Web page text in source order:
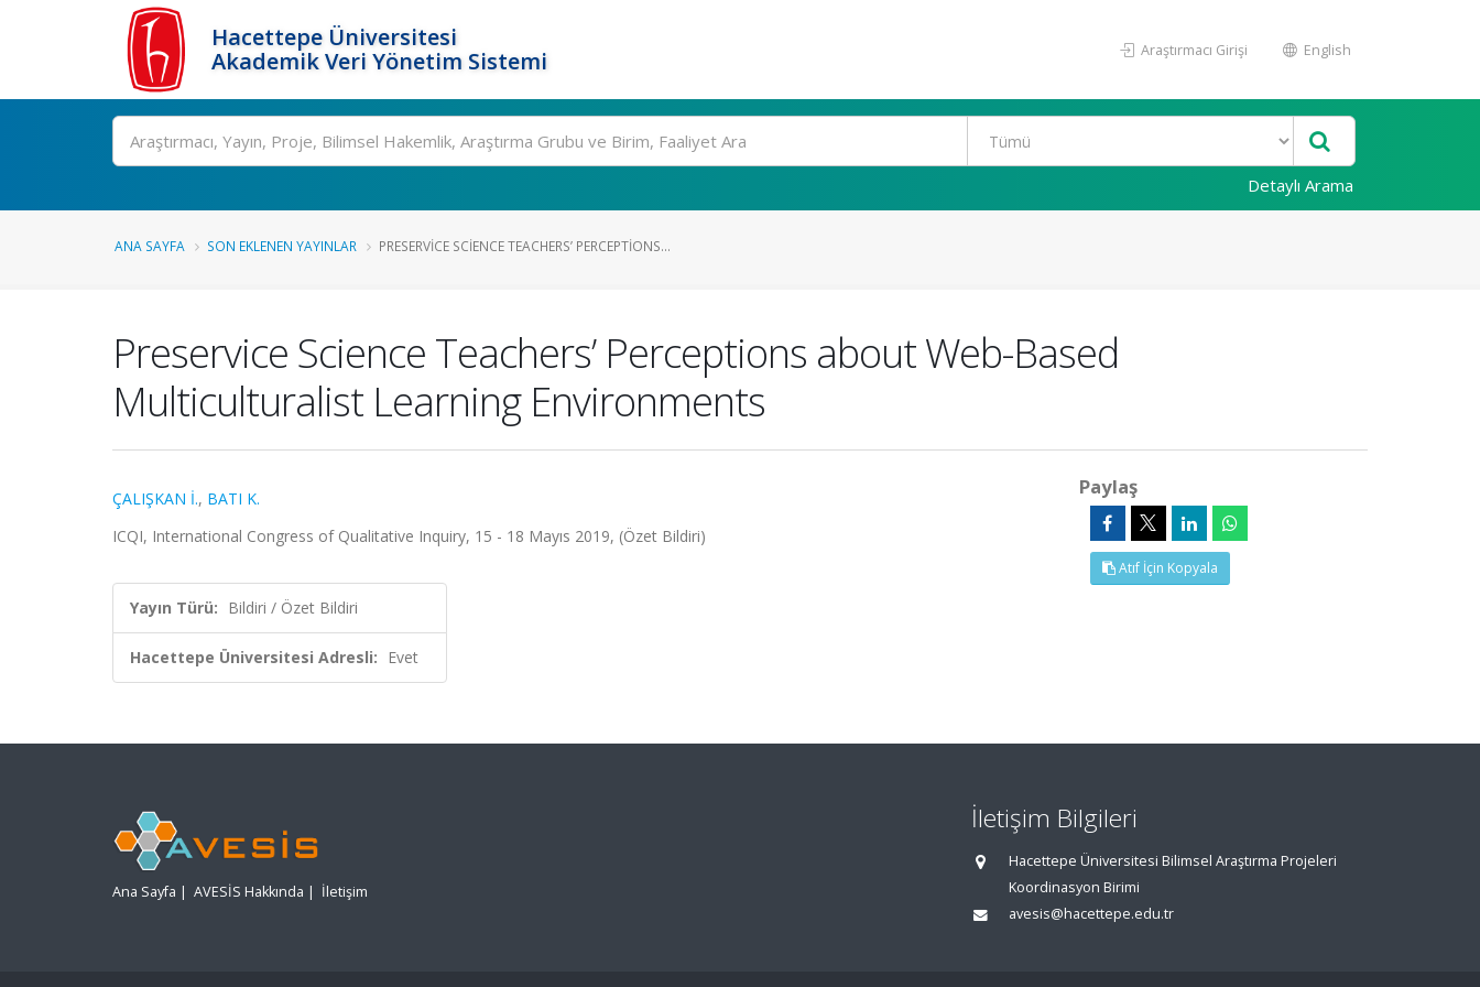
Hacettepe Üniversitesi
Akademik Veri Yönetim Sistemi
Araştırmacı Girişi English
Ara
Detaylı Arama
ANA SAYFA SON EKLENEN YAYINLAR PRESERVICE SCIENCE TEACHERS’ PERCEPTIONS...
Preservice Science Teachers’ Perceptions about Web-Based
Multiculturalist Learning Environments
ÇALIŞKAN İ., BATI K.
ICQI, International Congress of Qualitative Inquiry, 15 - 18 Mayıs 2019, (Özet Bildiri)
Yayın Türü: Bildiri / Özet Bildiri
Hacettepe Üniversitesi Adresli: Evet
Paylaş
Atıf İçin Kopyala
Ana Sayfa | AVESİS Hakkında | İletişim
İletişim Bilgileri
Hacettepe Üniversitesi Bilimsel Araştırma Projeleri
Koordinasyon Birimi
avesis@hacettepe.edu.tr